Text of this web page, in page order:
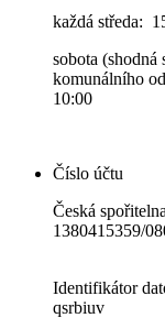
každá středa:
sobota (shodná
komunálního
10:00
Číslo účtu
Česká spořitelna
1380415359/
Identifikátor
qsrbiuv